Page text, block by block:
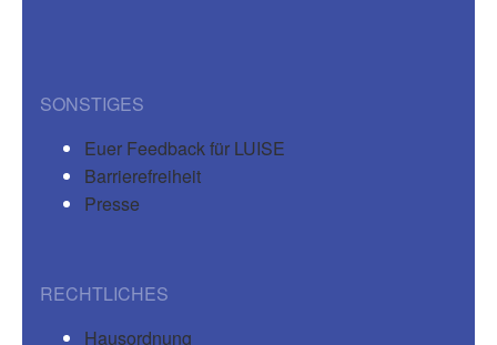
SONSTIGES
Euer Feedback für LUISE
Barrierefreiheit
Presse
RECHTLICHES
Hausordnung